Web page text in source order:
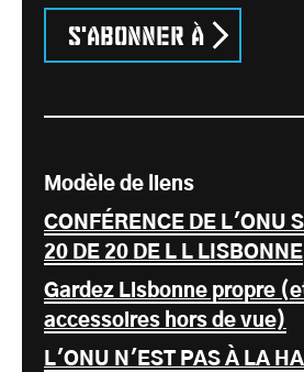
S'abonner à
Modèle de liens
CONFÉRENCE DE L'ONU
20 DE 20 DE L L LISBONNE
Gardez Lisbonne propre
accessoires hors de vue)
L'ONU N'EST PAS À LA